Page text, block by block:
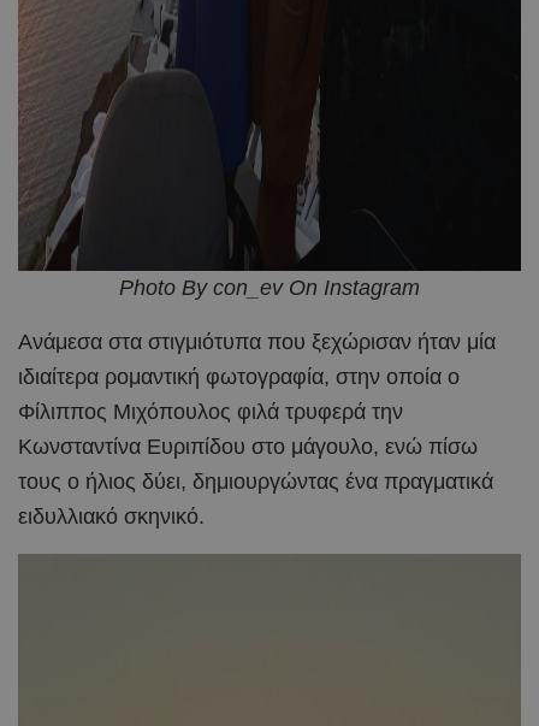
Photo By con_ev On Instagram
Ανάμεσα στα στιγμιότυπα που ξεχώρισαν ήταν μία
ιδιαίτερα ρομαντική φωτογραφία, στην οποία ο
Φίλιππος Μιχόπουλος φιλά τρυφερά την
Κωνσταντίνα Ευριπίδου στο μάγουλο, ενώ πίσω
τους ο ήλιος δύει, δημιουργώντας ένα πραγματικά
ειδυλλιακό σκηνικό.